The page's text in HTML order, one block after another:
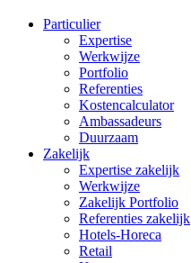
Particulier
Expertise
Werkwijze
Portfolio
Referenties
Kostencalculator
Ambassadeurs
Duurzaam
Zakelijk
Expertise zakelijk
Werkwijze
Zakelijk Portfolio
Referenties zakelijk
Hotels-Horeca
Retail